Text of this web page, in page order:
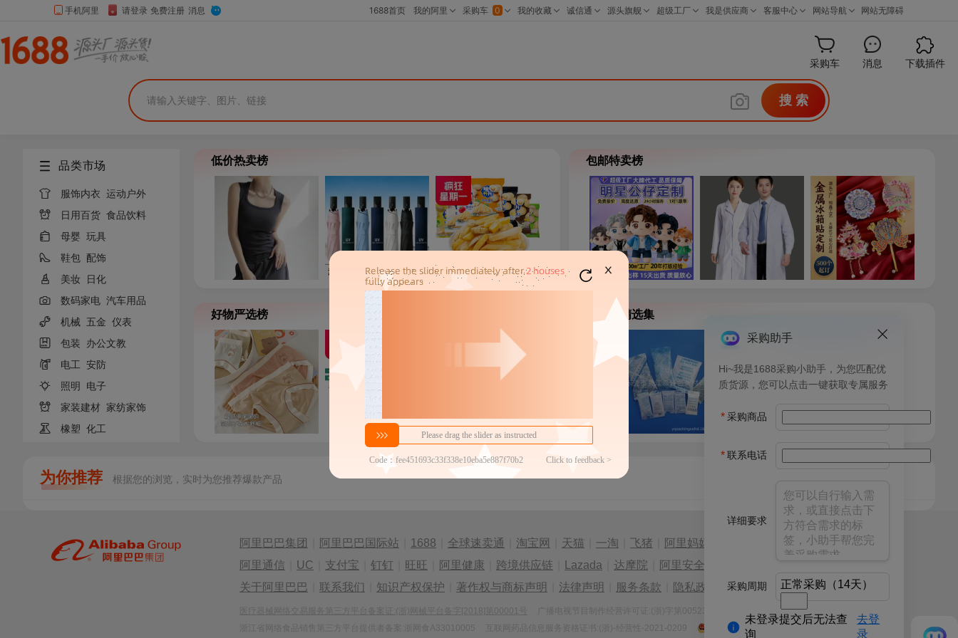
采购车 消息 下载插件
搜 索
品类市场
 服饰内衣 运动户外
 日用百货 食品饮料
 母婴 玩具
 鞋包 配饰
 美妆 日化
 数码家电 汽车用品
 机械 五金 仪表
 包装 办公文教
 电工 安防
 照明 电子
 家装建材 家纺家饰
 橡塑 化工
低价热卖榜 包邮特卖榜
好物严选榜
工业品精选集
采购助手
Hi~我是1688采购小助手，为您匹配优
质货源，您可以点击一键获取专属服务
* 采购商品
*联系电话
详细要求
采购周期 正常采购（14天）
未登录提交后无法查
询
去登
录
为你推荐 根据您的浏览，实时为您推荐爆款产品
阿里巴巴集团 阿里巴巴国际站 1688 全球速卖通 淘宝网 天猫 一淘 飞猪 阿里妈妈 | AliOS
阿里通信
UC 支付宝 钉钉 旺旺 阿里健康 跨境供应链 Lazada 达摩院 阿里安全
关于阿里巴巴
联系我们 知识产权保护 著作权与商标声明 法律声明 服务条款 隐私政策 网站导航
医疗器械网络交易服务第三方平台备案证:(浙)网械平台备字[2018]第00001号 广播电视节目制作经营许可证:(浙)字第00523号
增值电信业务经营许可证:浙B2-20120091-2
浙江省网络食品销售第三方平台提供者备案:浙网食A33010005
互联网药品信息服务资格证书:(浙)-经营性-2021-0209 浙公网安备 33010002000121号
X